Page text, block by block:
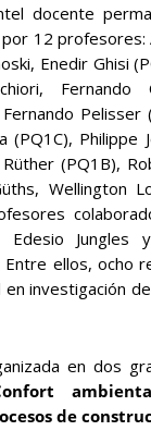
docente
12 profesores:
Enedir Ghisi
Fernando
Pelisser
(PQ1C), Philippe
(PQ1B),
Wellington
Edesio Jungles
Entre ellos, ocho
investigación
en dos
de